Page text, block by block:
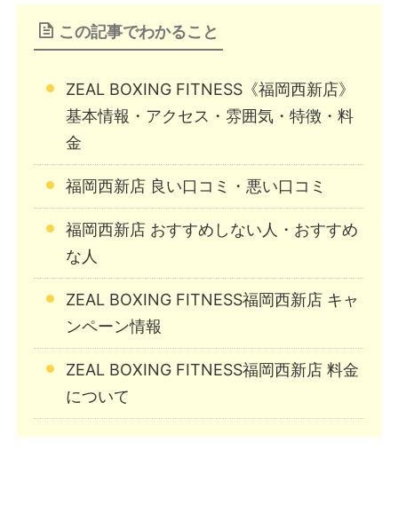
この記事でわかること
ZEAL BOXING FITNESS《福岡西新店》
基本情報・アクセス・雰囲気・特徴・料
金
福岡西新店 良い口コミ・悪い口コミ
福岡西新店 おすすめしない人・おすすめ
な人
ZEAL BOXING FITNESS福岡西新店 キャ
ンペーン情報
ZEAL BOXING FITNESS福岡西新店 料金
について